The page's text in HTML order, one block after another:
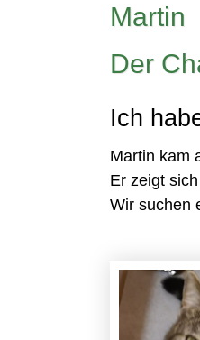
Martin
Der
Ich
Martin kam
Er zeigt
Wir suchen